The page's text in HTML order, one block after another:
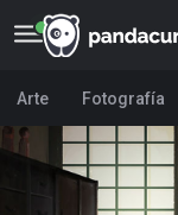
Arte Fotografía